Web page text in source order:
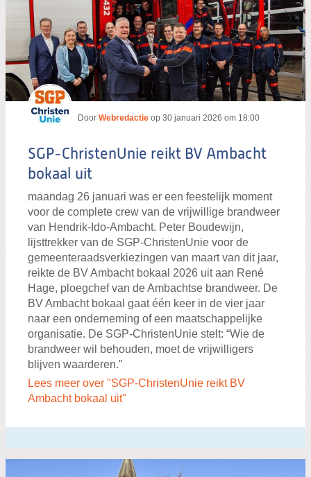
Door Webredactie op 30 januari 2026 om 18:00
SGP-ChristenUnie reikt BV Ambacht
bokaal uit
maandag 26 januari was er een feestelijk moment
voor de complete crew van de vrijwillige brandweer
van Hendrik-Ido-Ambacht. Peter Boudewijn,
lijsttrekker van de SGP-ChristenUnie voor de
gemeenteraadsverkiezingen van maart van dit jaar,
reikte de BV Ambacht bokaal 2026 uit aan René
Hage, ploegchef van de Ambachtse brandweer. De
BV Ambacht bokaal gaat één keer in de vier jaar
naar een onderneming of een maatschappelijke
organisatie. De SGP-ChristenUnie stelt: “Wie de
brandweer wil behouden, moet de vrijwilligers
blijven waarderen.”
Lees meer over "SGP-ChristenUnie reikt BV
Ambacht bokaal uit"